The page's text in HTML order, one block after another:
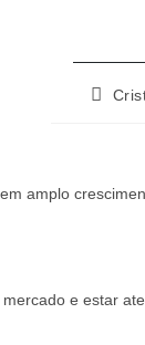
amplo
e estar